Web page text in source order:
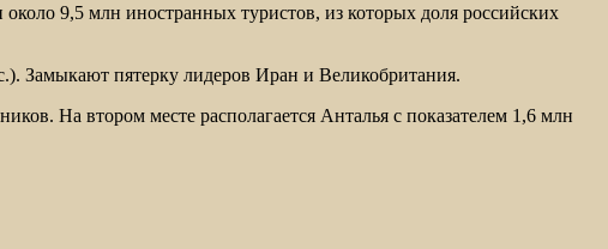
9,5 млн иностранных туристов, из которых доля российских
Замыкают пятерку лидеров Иран и Великобритания.
На втором месте располагается Анталья с показателем 1,6 млн